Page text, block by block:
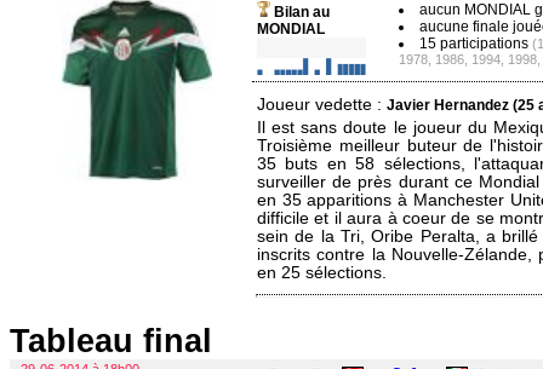
Bilan au
MONDIAL
aucun MONDIAL
aucune finale
15 participations
1978, 1986, 1994,
Joueur vedette : Javier Hernandez (25
Il est sans doute le joueur du
Troisième meilleur buteur de
35 buts en 58 sélections,
surveiller de près durant ce
en 35 apparitions à Manchester
difficile et il aura à coeur de se
sein de la Tri, Oribe Peralta, a
inscrits contre la Nouvelle-
en 25 sélections.
Tableau final